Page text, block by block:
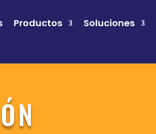
Productos Soluciones